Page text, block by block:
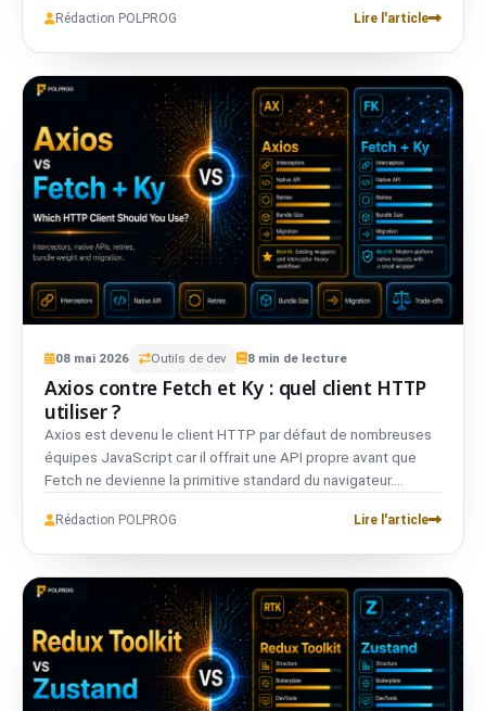
des modules ES, du tree-shaking et de bundles plus petits.
encore besoin du poids et des schémas hérités qui
l'accompagnent, ou si une option plus allégée et axée types
convient mieux à votre stack en 2026.
Rédaction POLPROG Lire l'article
08 mai 2026 Outils de dev 8 min de lecture
Axios contre Fetch et Ky : quel client HTTP
utiliser ?
Axios est devenu le client HTTP par défaut de nombreuses
équipes JavaScript car il offrait une API propre avant que
Fetch ne devienne la primitive standard du navigateur.
natif directement ou choisir Ky, un petit wrapper qui ajoute du
spécifiques à Axios comme les intercepteurs et les
wrappers existants, ou si une couche de requêtes plus
légère et moderne convient mieux à votre application.
Rédaction POLPROG Lire l'article